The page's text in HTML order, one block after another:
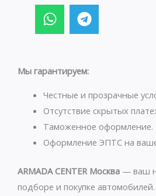
W
h
a
s
p
p
T
e
l
g
a
m
Мы гарантируем:
Честные и прозрачные
Отсутствие скрытых
Таможенное оформление.
Оформление ЭПТС на
ARMADA CENTER Москва — ваш
подборе и покупке